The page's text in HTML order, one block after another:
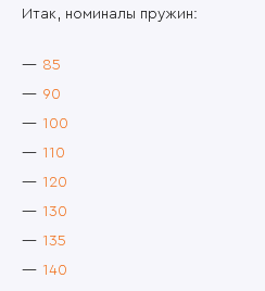
Итак, номиналы пружин:
85
90
100
110
120
130
135
140